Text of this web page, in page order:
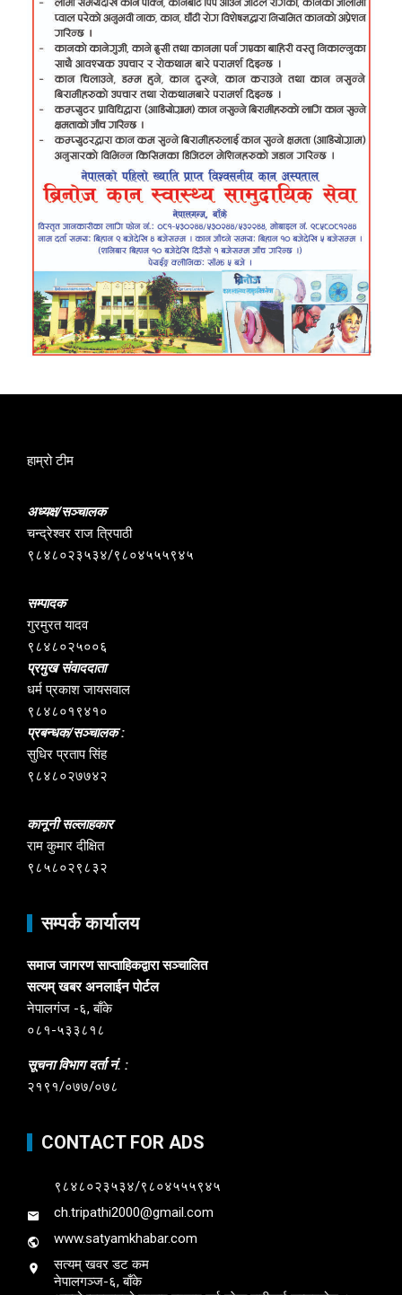
हाम्रो टीम
अध्यक्ष/सञ्चालक
चन्द्रेश्वर राज त्रिपाठी
९८४८०२३५३४/९८०४५५५९४५
सम्पादक
गुरमुरत यादव
९८४८०२५००६
प्रमुख संवाददाता
धर्म प्रकाश जायसवाल
९८४८०१९४१०
प्रबन्धक/सञ्चालक :
सुधिर प्रताप सिंह
९८४८०२७७४२
कानूनी सल्लाहकार
राम कुमार दीक्षित
९८५८०२९८३२
सम्पर्क कार्यालय
समाज जागरण साप्ताहिकद्वारा सञ्चालित
सत्यम् खबर अनलाईन पोर्टल
नेपालगंज -६, बाँके
०८१-५३३८१८
सूचना विभाग दर्ता नं. :
२१९१/०७७/०७८
CONTACT FOR ADS
९८४८०२३५३४/९८०४५५५९४५
ch.tripathi2000@gmail.com
www.satyamkhabar.com
सत्यम् खवर डट कम
नेपालगञ्ज-६, बाँके